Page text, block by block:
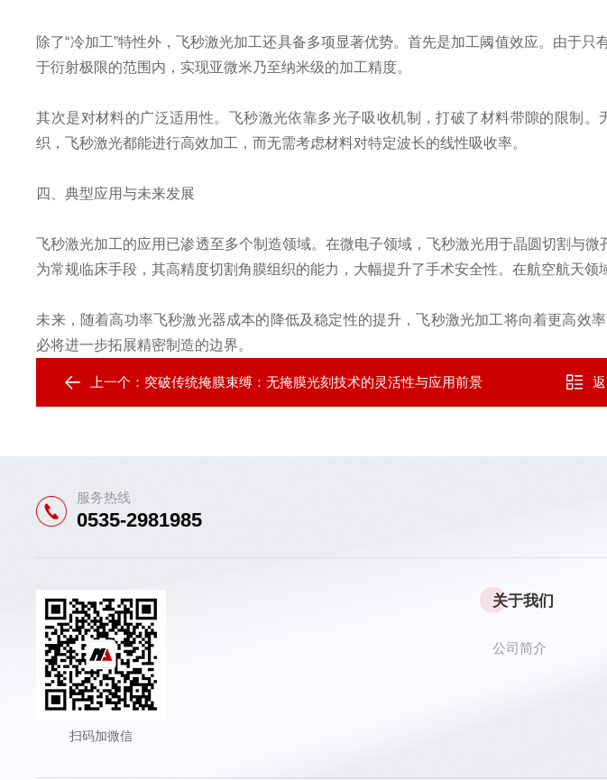
除了“冷加工”特性外，飞秒激光加工还具备多项显著优势。首先是加工阈值效应。由于
于衍射极限的范围内，实现亚微米乃至纳米级的加工精度。
其次是对材料的广泛适用性。飞秒激光依靠多光子吸收机制，打破了材料带隙的限制
织，飞秒激光都能进行高效加工，而无需考虑材料对特定波长的线性吸收率。
四、典型应用与未来发展
飞秒激光加工的应用已渗透至多个制造领域。在微电子领域，飞秒激光用于晶圆切割与
为常规临床手段，其高精度切割角膜组织的能力，大幅提升了手术安全性。在航空航天
未来，随着高功率飞秒激光器成本的降低及稳定性的提升，飞秒激光加工将向着更高效
必将进一步拓展精密制造的边界。
上一个： 突破传统掩膜束缚：无掩膜光刻技术的灵活性与应用前景
服务热线
0535-2981985
扫码加微信
关于我们
公司简介